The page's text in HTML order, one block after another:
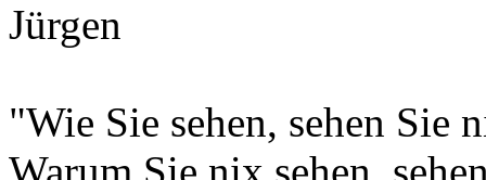
Jürgen
"Wie Sie sehen, sehen Sie